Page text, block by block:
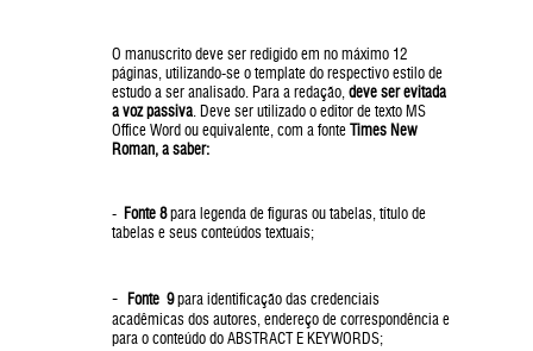
O manuscrito deve ser redigido em no máximo 12
páginas, utilizando-se o template do respectivo estilo de
estudo a ser analisado. Para a redação, deve ser evitada
a voz passiva . Deve ser utilizado o editor de texto MS
Office Word ou equivalente, com a fonteTimes New
Roman, a saber:
- Fonte 8para legenda de figuras ou tabelas, título de
tabelas e seus conteúdos textuais;
- Fonte 9para identificação das credenciais
acadêmicas dos autores, endereço de correspondência e
para o conteúdo do ABSTRACT E KEYWORDS;